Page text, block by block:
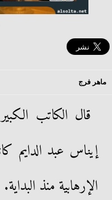
ماهر فرج
قال الكاتب
إيناس عبد الدايم
الإرهابية منذ البداية.